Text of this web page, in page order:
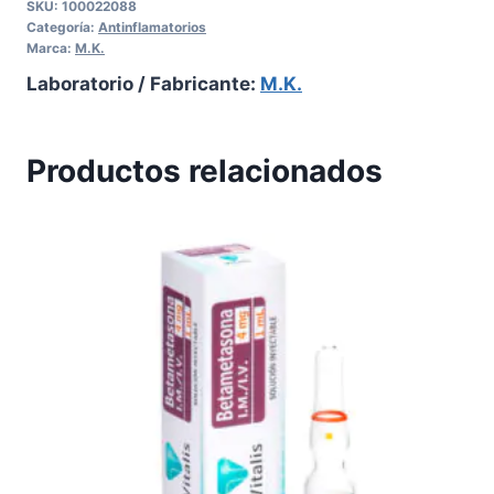
SKU: 100022088
Categoría: Antinflamatorios
Marca: M.K.
Laboratorio / Fabricante: M.K.
Productos relacionados